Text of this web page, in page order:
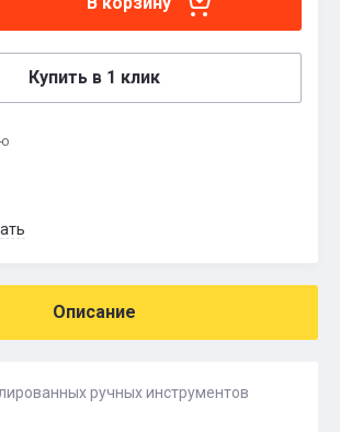
Купить в 1 клик
Описание
ручных инструментов